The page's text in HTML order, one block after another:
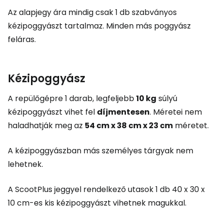
Az alapjegy ára mindig csak 1 db szabványos
kézipoggyászt tartalmaz. Minden más poggyász
feláras.
Kézipoggyász
A repülőgépre 1 darab, legfeljebb10 kg súlyú
kézipoggyászt vihet fel díjmentesen. Méretei nem
haladhatják meg az 54 cm x 38 cm x 23 cm méretet.
A kézipoggyászban más személyes tárgyak nem
lehetnek.
A ScootPlus jeggyel rendelkező utasok 1 db 40 x 30 x
10 cm-es kis kézipoggyászt vihetnek magukkal.